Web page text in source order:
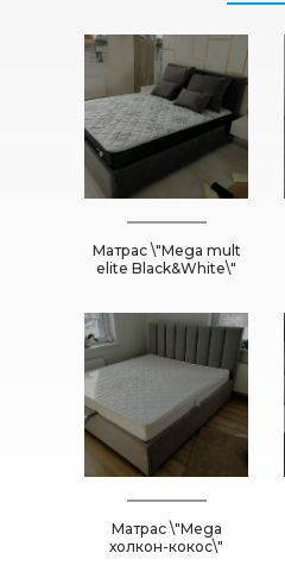
Матрас \"Mega mult
elite Black&White\"
Матрас \"Mega
холкон-кокос\"